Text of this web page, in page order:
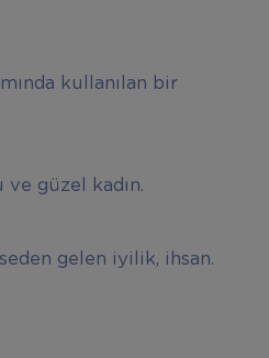
kullanılan bir
güzel kadın.
gelen iyilik, ihsan.